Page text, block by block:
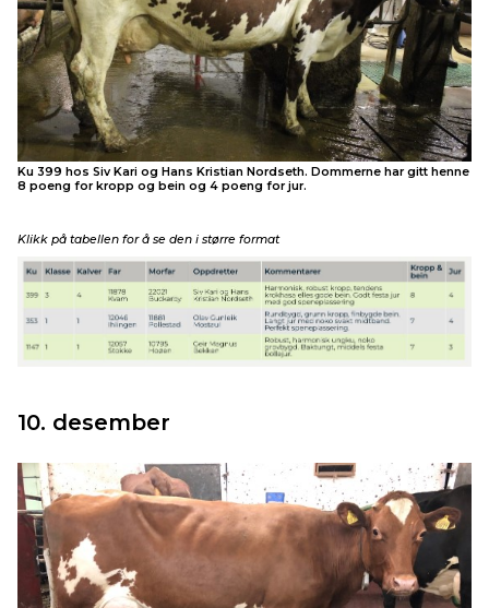
Ku 399 hos Siv Kari og Hans Kristian Nordseth. Dommerne har gitt henne
8 poeng for kropp og bein og 4 poeng for jur.
Klikk på tabellen for å se den i større format
10. desember